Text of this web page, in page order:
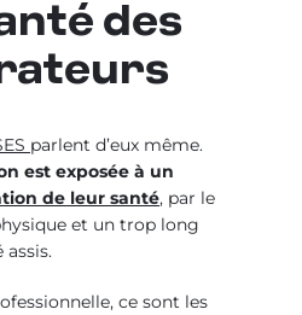
des
parlent d’eux même.
est exposée à un
de leur santé, par le
et un trop long
assis.
ce sont les